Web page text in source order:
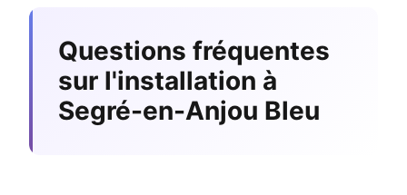
Questions fréquentes
sur l'installation à
Segré-en-Anjou Bleu